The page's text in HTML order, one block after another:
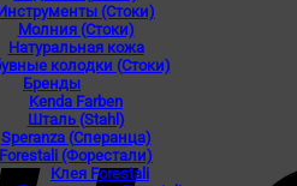
(Стоки)
Молния (Стоки)
Натуральная кожа
колодки (Стоки)
Бренды
Kenda Farben
Шталь (Stahl)
Speranza (Сперанца)
Forestali (Форестали)
Клея Forestali